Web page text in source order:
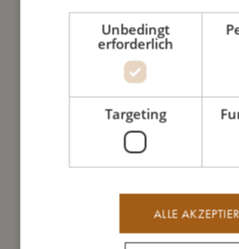
So groß bin ich
Daraus bin ich gemacht
So kannst Du mich pflegen
Unbedingt
erforderlich
Targeting
ALLE